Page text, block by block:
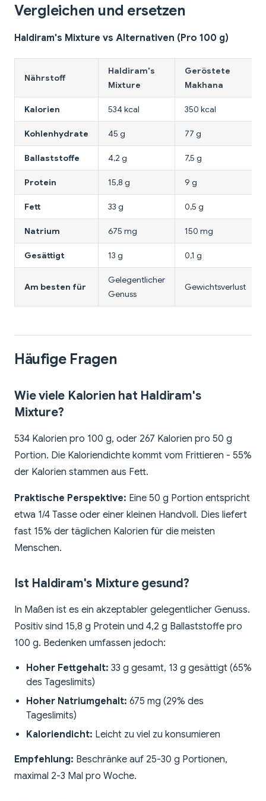
Vergleichen und ersetzen
Haldiram's Mixture vs Alternativen (Pro 100 g)
Nährstoff
Haldiram's
Mixture
Geröstete
Makhana
Kalorien 534 kcal 350 kcal
Kohlenhydrate 45 g 77 g
Ballaststoffe 4,2 g 7,5 g
Protein 15,8 g 9 g
Fett 33 g 0,5 g
Natrium 675 mg 150 mg
Gesättigt 13 g 0,1 g
Am besten für
Gelegentlicher
Genuss
Gewichtsverlust
Häufige Fragen
Wie viele Kalorien hat Haldiram's
Mixture?
534 Kalorien pro 100 g, oder 267 Kalorien pro 50 g
Portion. Die Kaloriendichte kommt vom Frittieren - 55%
der Kalorien stammen aus Fett.
Praktische Perspektive: Eine 50 g Portion entspricht
etwa 1/4 Tasse oder einer kleinen Handvoll. Dies liefert
fast 15% der täglichen Kalorien für die meisten
Menschen.
Ist Haldiram's Mixture gesund?
In Maßen ist es ein akzeptabler gelegentlicher Genuss.
Positiv sind 15,8 g Protein und 4,2 g Ballaststoffe pro
100 g. Bedenken umfassen jedoch:
Hoher Fettgehalt: 33 g gesamt, 13 g gesättigt (65%
des Tageslimits)
Hoher Natriumgehalt: 675 mg (29% des
Tageslimits)
Kaloriendicht: Leicht zu viel zu konsumieren
Empfehlung: Beschränke auf 25-30 g Portionen,
maximal 2-3 Mal pro Woche.